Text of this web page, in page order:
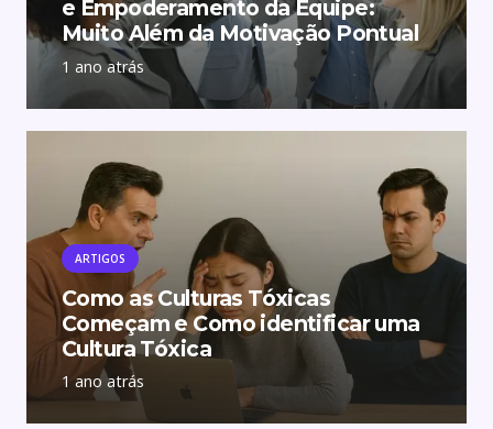
e Empoderamento da Equipe:
Muito Além da Motivação Pontual
1 ano atrás
ARTIGOS
Como as Culturas Tóxicas
Começam e Como identificar uma
Cultura Tóxica
1 ano atrás